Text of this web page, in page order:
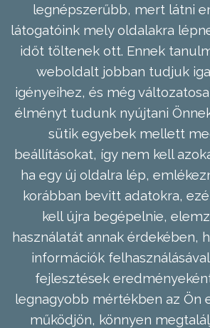
legnépszerűbb, mert látni
látogatóink mely oldalakra
időt töltenek ott. Ennek
weboldalt jobban tudjuk
igényeihez, és még
élményt tudunk nyújtani
sütik egyebek mellett
beállításokat, így nem kell
ha egy új oldalra lép,
korábban bevitt adatokra,
kell újra begépelnie,
használatát annak érdekében,
információk
fejlesztések
legnagyobb mértékben az Ön
működjön, könnyen